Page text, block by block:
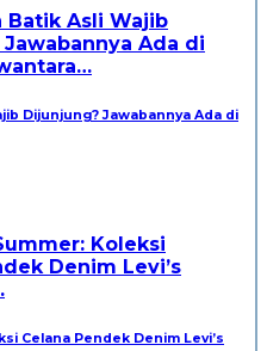
Dijunjung? Jawabannya Ada di
Celana Pendek Denim Levi’s